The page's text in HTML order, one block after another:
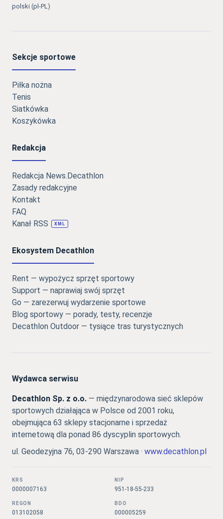
polski (pl-PL)
Sekcje sportowe
Piłka nożna
Tenis
Siatkówka
Koszykówka
Redakcja
Redakcja News.Decathlon
Zasady redakcyjne
Kontakt
FAQ
Kanał RSS
XML
Ekosystem Decathlon
Rent — wypożycz sprzęt sportowy
Support — naprawiaj swój sprzęt
Go — zarezerwuj wydarzenie sportowe
Blog sportowy — porady, testy, recenzje
Decathlon Outdoor — tysiące tras turystycznych
Wydawca serwisu
Decathlon Sp. z o.o. — międzynarodowa sieć sklepów
sportowych działająca w Polsce od 2001 roku,
obejmująca 63 sklepy stacjonarne i sprzedaż
internetową dla ponad 86 dyscyplin sportowych.
ul. Geodezyjna 76, 03-290 Warszawa · www.decathlon.pl
KRS
0000007163
NIP
951-18-55-233
REGON
013102058
BDO
000005259